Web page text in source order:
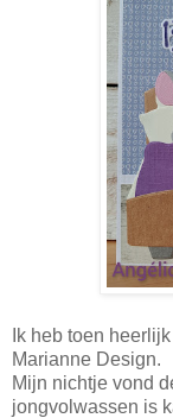
Ik heb toen
Marianne Design.
Mijn nichtje vond
jongvolwassen is